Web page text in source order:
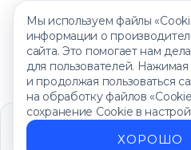
Мы используем файлы
информации о
сайта. Это помогает нам
для пользователей.
и продолжая пользоваться
на обработку файлов
сохранение Cookie в
ХОРОШО
Единый контакт-центр
+7 (499) 450-88-89
Ежедневно с 8:00 до 20:00